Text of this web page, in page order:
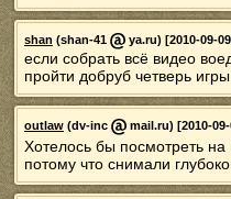
shan (shan-41 ya.ru) [2010-09-
если собрать всё видео
пройти добруб четверь
outlaw (dv-inc mail.ru) [2010-
Хотелось бы посмотреть
потому что снимали